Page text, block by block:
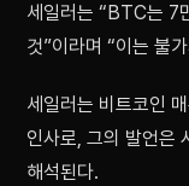
세일러는 “BTC는 7
것”이라며 “이는 불
세일러는 비트코인
인사로, 그의 발언은
해석된다.